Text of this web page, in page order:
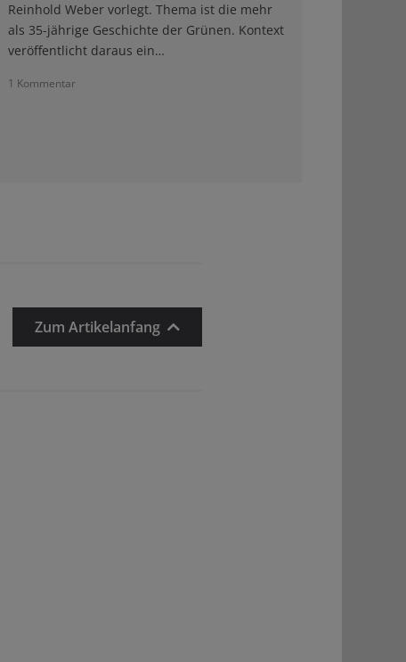
Reinhold Weber vorlegt. Thema ist die mehr
als 35-jährige Geschichte der Grünen. Kontext
veröffentlicht daraus ein…
1 Kommentar
Zum Artikelanfang